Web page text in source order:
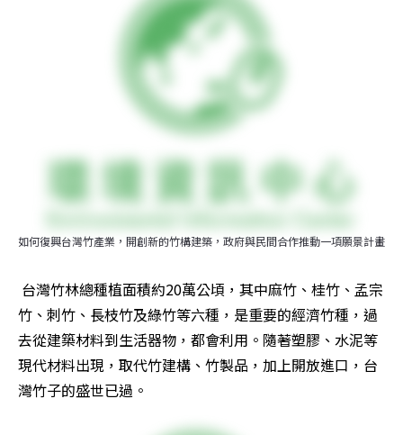
如何復興台灣竹產業，開創新的竹構建築，政府與民間合作推動一項願景計畫
台灣竹林總種植面積約20萬公頃，其中麻竹、桂竹、孟宗
竹、刺竹、長枝竹及綠竹等六種，是重要的經濟竹種，過
去從建築材料到生活器物，都會利用。隨著塑膠、水泥等
現代材料出現，取代竹建構、竹製品，加上開放進口，台
灣竹子的盛世已過。